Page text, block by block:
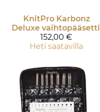
KnitPro Karbonz
Deluxe vaihtopääsetti
152,00 €
Heti saatavilla